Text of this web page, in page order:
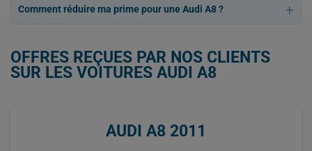
Comment réduire ma prime pour une Audi A8 ?
OFFRES REÇUES PAR NOS CLIENTS
SUR LES VOITURES AUDI A8
AUDI A8 2011